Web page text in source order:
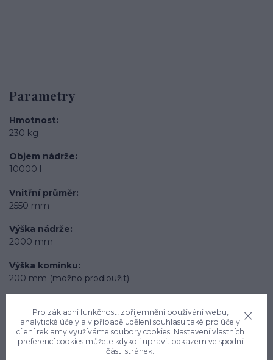
Parametry
Hmotnost
230 kg
Objem nádrže
10000 l
Vnitřní průměr
2550 mm
Výška nádrže
2000 mm
Výška komínku
200 mm (možno prodloužit)
Systémy pro zalévání zahrady
Zatížení plochy nad nádrží
Pro základní funkčnost, zpříjemnění používání webu,
analytické účely a v případě udělení souhlasu také pro účely
cílení reklamy využíváme soubory cookies. Nastavení vlastních
preferencí cookies můžete kdykoli upravit odkazem ve spodní
části stránek.